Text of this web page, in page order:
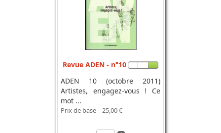
Revue ADEN - n°10
ADEN 10 (octobre 2011)
Artistes, engagez-vous ! Ce
mot ...
Prix de base 25,00 €